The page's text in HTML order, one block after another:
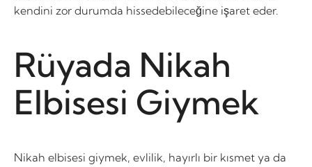
kendini zor durumda hissedebileceğine işaret eder.
Rüyada Nikah
Elbisesi Giymek
Nikah elbisesi giymek, evlilik, hayırlı bir kısmet ya da